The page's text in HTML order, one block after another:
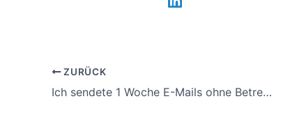
ZURÜCK
Ich sendete 1 Woche E-Mails ohne Betreff, so reagierten meine Kollegen darauf